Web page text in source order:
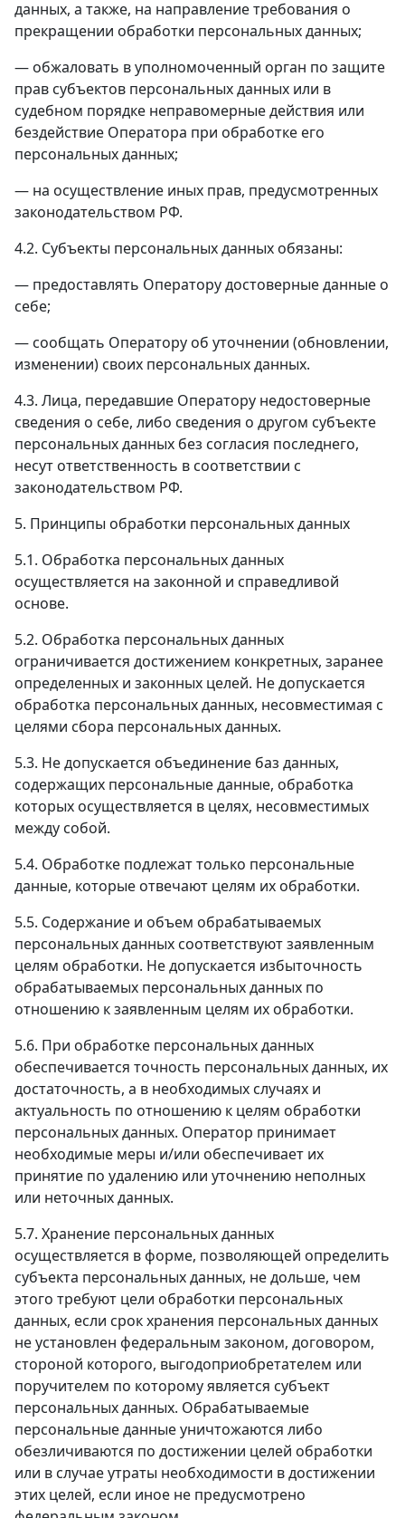
данных, а также, на направление требования о
прекращении обработки персональных данных;
— обжаловать в уполномоченный орган по защите
прав субъектов персональных данных или в
судебном порядке неправомерные действия или
бездействие Оператора при обработке его
персональных данных;
— на осуществление иных прав, предусмотренных
законодательством РФ.
4.2. Субъекты персональных данных обязаны:
— предоставлять Оператору достоверные данные о
себе;
— сообщать Оператору об уточнении (обновлении,
изменении) своих персональных данных.
4.3. Лица, передавшие Оператору недостоверные
сведения о себе, либо сведения о другом субъекте
персональных данных без согласия последнего,
несут ответственность в соответствии с
законодательством РФ.
5. Принципы обработки персональных данных
5.1. Обработка персональных данных
осуществляется на законной и справедливой
основе.
5.2. Обработка персональных данных
ограничивается достижением конкретных, заранее
определенных и законных целей. Не допускается
обработка персональных данных, несовместимая с
целями сбора персональных данных.
5.3. Не допускается объединение баз данных,
содержащих персональные данные, обработка
которых осуществляется в целях, несовместимых
между собой.
5.4. Обработке подлежат только персональные
данные, которые отвечают целям их обработки.
5.5. Содержание и объем обрабатываемых
персональных данных соответствуют заявленным
целям обработки. Не допускается избыточность
обрабатываемых персональных данных по
отношению к заявленным целям их обработки.
5.6. При обработке персональных данных
обеспечивается точность персональных данных, их
достаточность, а в необходимых случаях и
актуальность по отношению к целям обработки
персональных данных. Оператор принимает
необходимые меры и/или обеспечивает их
принятие по удалению или уточнению неполных
или неточных данных.
5.7. Хранение персональных данных
осуществляется в форме, позволяющей определить
субъекта персональных данных, не дольше, чем
этого требуют цели обработки персональных
данных, если срок хранения персональных данных
не установлен федеральным законом, договором,
стороной которого, выгодоприобретателем или
поручителем по которому является субъект
персональных данных. Обрабатываемые
персональные данные уничтожаются либо
обезличиваются по достижении целей обработки
или в случае утраты необходимости в достижении
этих целей, если иное не предусмотрено